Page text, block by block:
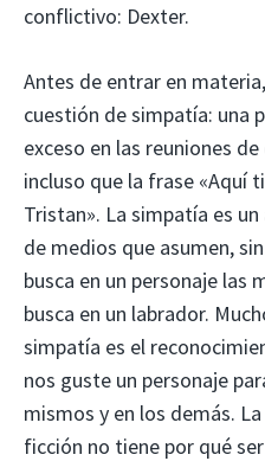
conflictivo: Dexter.
Antes de entrar en
cuestión de simpatía: una
exceso en las reuniones
incluso que la frase «Aquí
Tristan». La simpatía es
de medios que asumen,
busca en un personaje las
busca en un labrador.
simpatía es el
nos guste un personaje
mismos y en los demás.
ficción no tiene por qué